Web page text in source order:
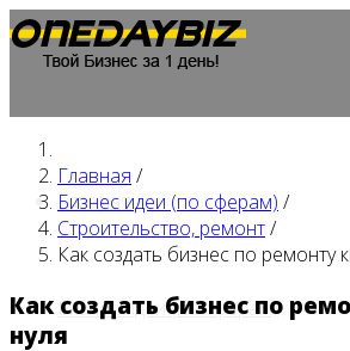
Главная
Бизнес идеи (по сферам)
Главная /
Бизнес идеи (по сферам) /
Строительство, ремонт/
Как создать бизнес по ремонту
Как создать бизнес по
нуля